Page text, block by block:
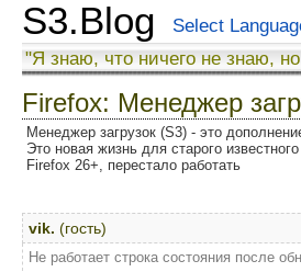
S3.Blog Select
"Я знаю, что ничего не знаю,
Firefox: Менеджер
Менеджер загрузок (S3) - это
Это новая жизнь для старого
Firefox 26+, перестало работать
vik. (гость)
Не работает строка состояния после